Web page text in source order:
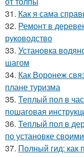
31. Как я сама
32. Ремонт в
руководство
33. Установка
шагом
34. Как Воронеж
плане туризма
35. Теплый пол в
пошаговая
36. Теплый пол в
по установке
37. Полный гид: как